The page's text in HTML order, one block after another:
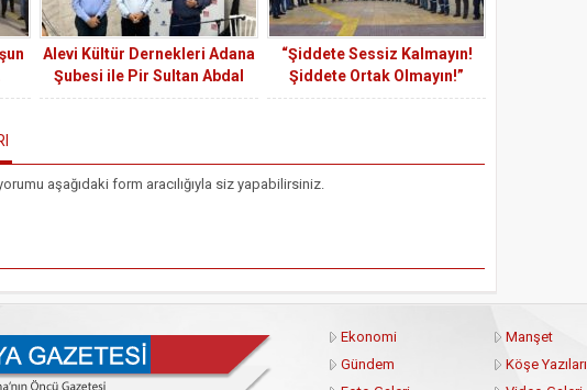
Alevi Kültür Dernekleri Adana
Şubesi ile Pir Sultan Abdal
Kültür Derneği Adana Merkez
“Şiddete Sessiz Kalmayın!
Şiddete Ortak Olmayın!”
aşağıdaki form aracılığıyla siz yapabilirsiniz.
Ekonomi Manşet
Gündem
Köşe Yazıları